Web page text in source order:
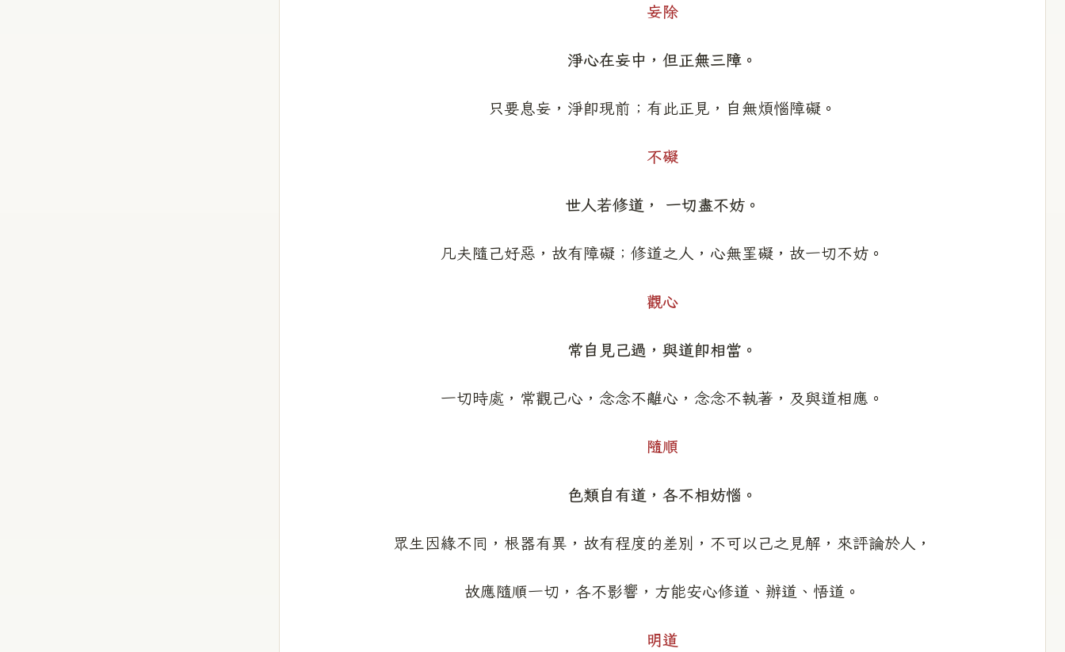
妄除
淨心在妄中，但正無三障。
只要息妄，淨即現前；有此正見，自無煩惱障礙。
不礙
世人若修道， 一切盡不妨。
凡夫隨己好惡，故有障礙；修道之人，心無罣礙，故一切不妨。
觀心
常自見己過，與道即相當。
一切時處，常觀己心，念念不離心，念念不執著，及與道相應。
隨順
色類自有道，各不相妨惱。
眾生因緣不同，根器有異，故有程度的差別，不可以己之見解，來評論於人，
故應隨順一切，各不影響，方能安心修道、辦道、悟道。
明道